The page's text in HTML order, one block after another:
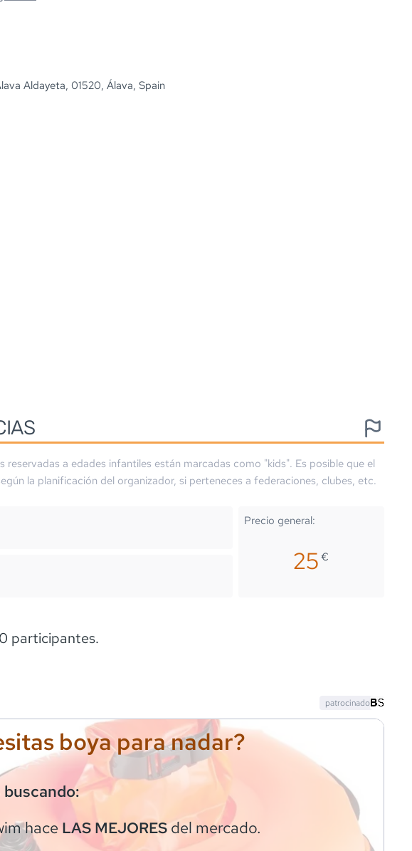
Aldayeta, 01520, Álava, Spain
reservadas a edades infantiles están marcadas como "kids". Es posible que el
la planificación del organizador, si perteneces a federaciones, clubes, etc.
Precio general:
25€
participantes.
boya para nadar?
buscando:
haceLAS MEJORESdel mercado.
patrocinado